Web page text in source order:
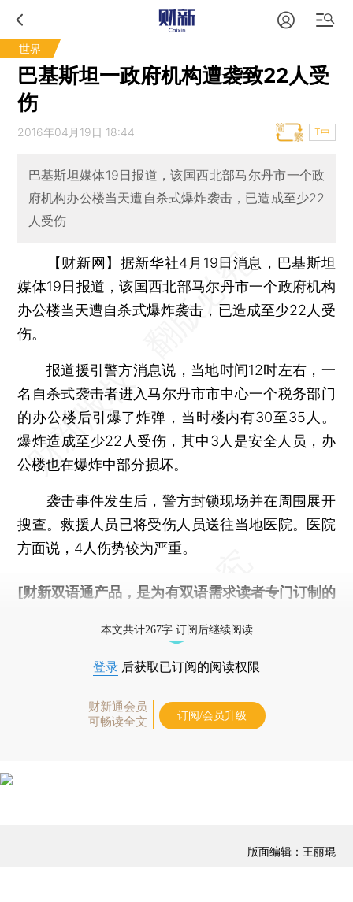
世界
巴基斯坦一政府机构遭袭致22人受
伤
2016年04月19日 18:44 T中
巴基斯坦媒体19日报道，该国西北部马尔丹市一个政
府机构办公楼当天遭自杀式爆炸袭击，已造成至少22
人受伤
【财新网】 据新华社4月19日消息，巴基斯坦
媒体19日报道，该国西北部马尔丹市一个政府机构
办公楼当天遭自杀式爆炸袭击，已造成至少22人受
伤。
报道援引警方消息说，当地时间12时左右，一
名自杀式袭击者进入马尔丹市市中心一个税务部门
的办公楼后引爆了炸弹，当时楼内有30至35人。
爆炸造成至少22人受伤，其中3人是安全人员，办
公楼也在爆炸中部分损坏。
袭击事件发生后，警方封锁现场并在周围展开
搜查。救援人员已将受伤人员送往当地医院。医院
方面说，4人伤势较为严重。
[财新双语通产品，是为有双语需求读者专门订制的
本文共计267字 订阅后继续阅读
登录 后获取已订阅的阅读权限
财新通会员
可畅读全文
订阅/会员升级
版面编辑：王丽琨